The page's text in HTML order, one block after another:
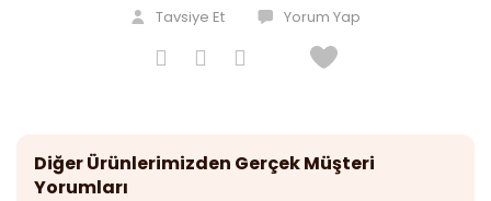
Tavsiye Et Yorum Yap
Diğer Ürünlerimizden Gerçek Müşteri
Yorumları